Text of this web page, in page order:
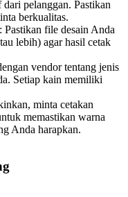
pelanggan. Pastikan
berkualitas.
: Pastikan file desain Anda
lebih) agar hasil cetak
vendor tentang jenis
Setiap kain memiliki
minta cetakan
memastikan warna
Anda harapkan.